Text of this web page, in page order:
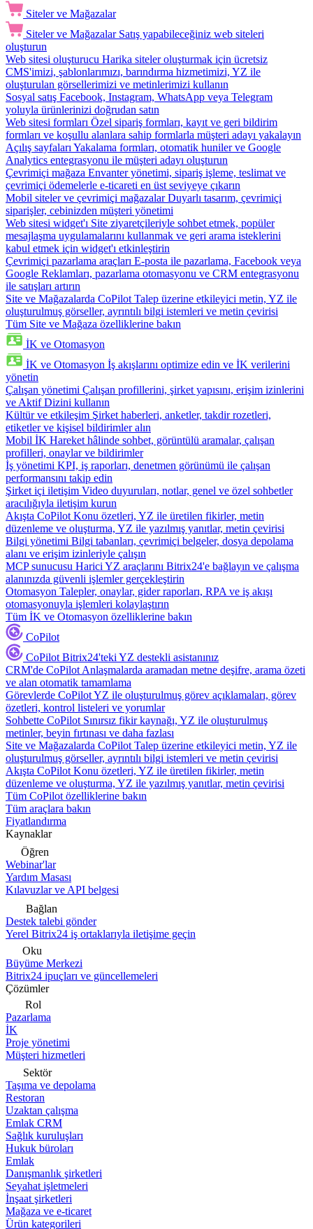
Siteler ve Mağazalar
Siteler ve Mağazalar Satış yapabileceğiniz web siteleri
oluşturun
Web sitesi oluşturucu Harika siteler oluşturmak için ücretsiz
CMS'imizi, şablonlarımızı, barındırma hizmetimizi, YZ ile
oluşturulan görsellerimizi ve metinlerimizi kullanın
Sosyal satış Facebook, Instagram, WhatsApp veya Telegram
yoluyla ürünlerinizi doğrudan satın
Web sitesi formları Özel sipariş formları, kayıt ve geri bildirim
formları ve koşullu alanlara sahip formlarla müşteri adayı yakalayın
Açılış sayfaları Yakalama formları, otomatik huniler ve Google
Analytics entegrasyonu ile müşteri adayı oluşturun
Çevrimiçi mağaza Envanter yönetimi, sipariş işleme, teslimat ve
çevrimiçi ödemelerle e-ticareti en üst seviyeye çıkarın
Mobil siteler ve çevrimiçi mağazalar Duyarlı tasarım, çevrimiçi
siparişler, cebinizden müşteri yönetimi
Web sitesi widget'ı Site ziyaretçileriyle sohbet etmek, popüler
mesajlaşma uygulamalarını kullanmak ve geri arama isteklerini
kabul etmek için widget'ı etkinleştirin
Çevrimiçi pazarlama araçları E-posta ile pazarlama, Facebook veya
Google Reklamları, pazarlama otomasyonu ve CRM entegrasyonu
ile satışları artırın
Site ve Mağazalarda CoPilot Talep üzerine etkileyici metin, YZ ile
oluşturulmuş görseller, ayrıntılı bilgi istemleri ve metin çevirisi
Tüm Site ve Mağaza özelliklerine bakın
İK ve Otomasyon
İK ve Otomasyon İş akışlarını optimize edin ve İK verilerini
yönetin
Çalışan yönetimi Çalışan profillerini, şirket yapısını, erişim izinlerini
ve Aktif Dizini kullanın
Kültür ve etkileşim Şirket haberleri, anketler, takdir rozetleri,
etiketler ve kişisel bildirimler alın
Mobil İK Hareket hâlinde sohbet, görüntülü aramalar, çalışan
profilleri, onaylar ve bildirimler
İş yönetimi KPI, iş raporları, denetmen görünümü ile çalışan
performansını takip edin
Şirket içi iletişim Video duyuruları, notlar, genel ve özel sohbetler
aracılığıyla iletişim kurun
Akışta CoPilot Konu özetleri, YZ ile üretilen fikirler, metin
düzenleme ve oluşturma, YZ ile yazılmış yanıtlar, metin çevirisi
Bilgi yönetimi Bilgi tabanları, çevrimiçi belgeler, dosya depolama
alanı ve erişim izinleriyle çalışın
MCP sunucusu Harici YZ araçlarını Bitrix24'e bağlayın ve çalışma
alanınızda güvenli işlemler gerçekleştirin
Otomasyon Talepler, onaylar, gider raporları, RPA ve iş akışı
otomasyonuyla işlemleri kolaylaştırın
Tüm İK ve Otomasyon özelliklerine bakın
CoPilot
CoPilot Bitrix24'teki YZ destekli asistanınız
CRM'de CoPilot Anlaşmalarda aramadan metne deşifre, arama özeti
ve alan otomatik tamamlama
Görevlerde CoPilotYZ ile oluşturulmuş görev açıklamaları, görev
özetleri, kontrol listeleri ve yorumlar
Sohbette CoPilot Sınırsız fikir kaynağı, YZ ile oluşturulmuş
metinler, beyin fırtınası ve daha fazlası
Site ve Mağazalarda CoPilot Talep üzerine etkileyici metin, YZ ile
oluşturulmuş görseller, ayrıntılı bilgi istemleri ve metin çevirisi
Akışta CoPilot Konu özetleri, YZ ile üretilen fikirler, metin
düzenleme ve oluşturma, YZ ile yazılmış yanıtlar, metin çevirisi
Tüm CoPilot özelliklerine bakın
Tüm araçlara bakın
Fiyatlandırma
Kaynaklar
Öğren
Webinar'lar
Yardım Masası
Kılavuzlar ve API belgesi
Bağlan
Destek talebi gönder
Yerel Bitrix24 iş ortaklarıyla iletişime geçin
Oku
Büyüme Merkezi
Bitrix24 ipuçları ve güncellemeleri
Çözümler
Rol
Pazarlama
İK
Proje yönetimi
Müşteri hizmetleri
Sektör
Taşıma ve depolama
Restoran
Uzaktan çalışma
Emlak CRM
Sağlık kuruluşları
Hukuk büroları
Emlak
Danışmanlık şirketleri
Seyahat işletmeleri
İnşaat şirketleri
Mağaza ve e-ticaret
Ürün kategorileri